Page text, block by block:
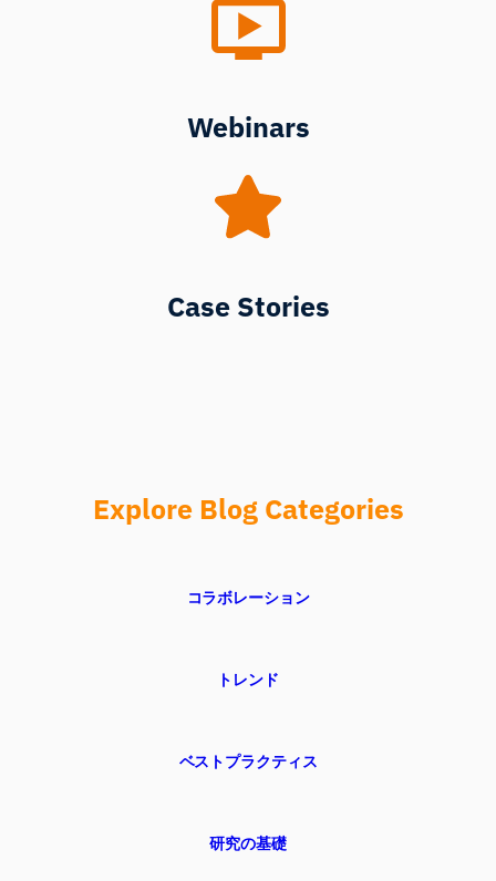
Webinars
Case Stories
Explore Blog Categories
コラボレーション
トレンド
ベストプラクティス
研究の基礎